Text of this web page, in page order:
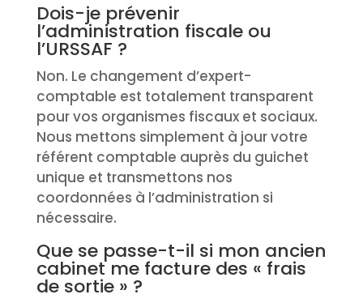
Dois-je prévenir
l’administration fiscale ou
l’URSSAF ?
Non. Le changement d’expert-
comptable est totalement transparent
pour vos organismes fiscaux et sociaux.
Nous mettons simplement à jour votre
référent comptable auprès du guichet
unique et transmettons nos
coordonnées à l’administration si
nécessaire.
Que se passe-t-il si mon ancien
cabinet me facture des « frais
de sortie » ?